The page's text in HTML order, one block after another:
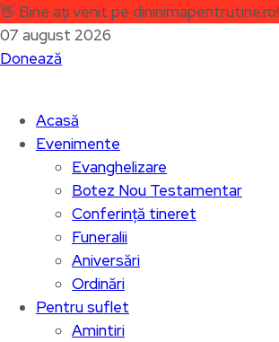
👋 Bine ați venit pe dininimapentrutine.ro!
07 august 2026
Donează
Acasă
Evenimente
Evanghelizare
Botez Nou Testamentar
Conferință tineret
Funeralii
Aniversări
Ordinări
Pentru suflet
Amintiri